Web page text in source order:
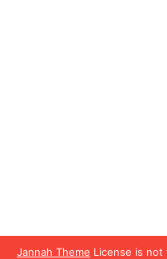
Jannah Theme License is